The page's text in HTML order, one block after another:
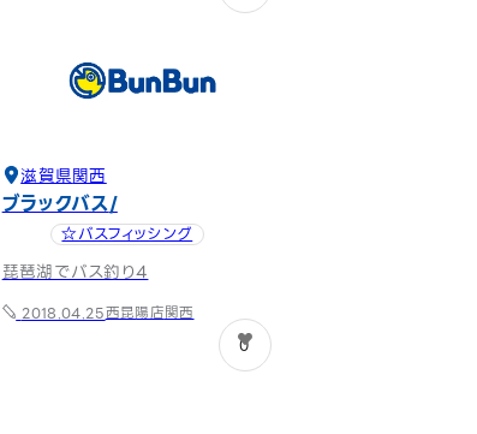
滋賀県関西
ブラックバス
☆バスフィッシング
琵琶湖でバス釣り4
2018.04.25西昆陽店関西
0